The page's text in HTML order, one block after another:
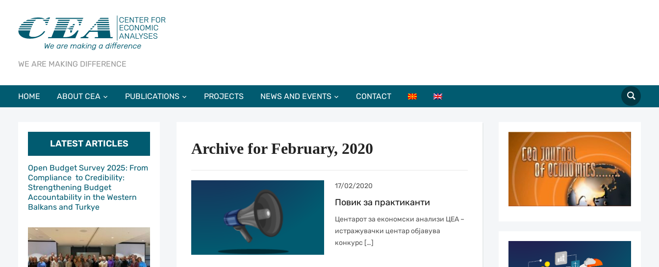
WE ARE MAKING DIFFERENCE
HOME ABOUT CEA PUBLICATIONS PROJECTS NEWS AND EVENTS CONTACT
LATEST ARTICLES
Open Budget Survey 2025: From
Compliance to Credibility:
Strengthening Budget
Accountability in the Western
Balkans and Turkye
Archive for February, 2020
17/02/2020
Повик за практиканти
Центарот за економски анализи ЦЕА –
истражувачки центар објавува
конкурс […]